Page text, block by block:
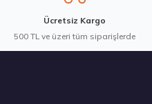
Ücretsiz Kargo
500 TL ve üzeri tüm siparişlerde